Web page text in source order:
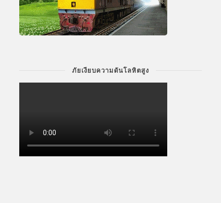
ภัยเงียบความดันโลหิตสูง